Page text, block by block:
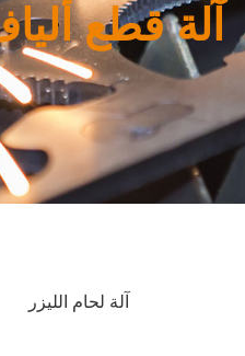
آلة قطع
آلة لحام الليزر